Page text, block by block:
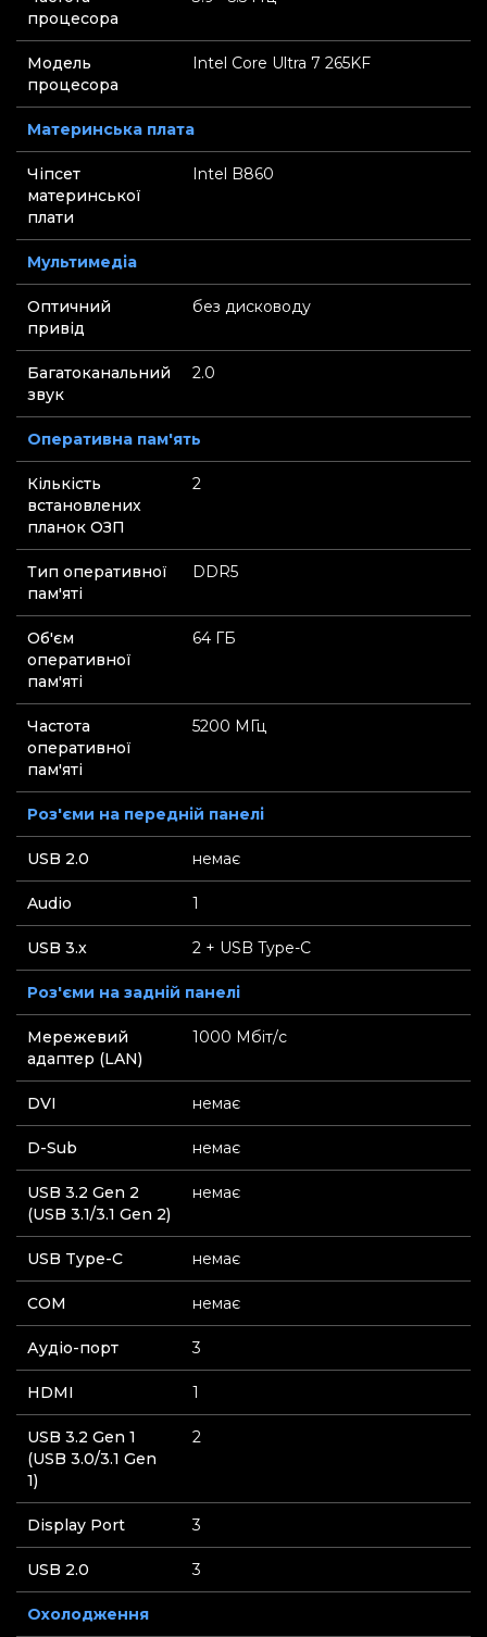
процесора
Модель
процесора
Intel Core Ultra 7 265KF
Материнська плата
Чіпсет
материнської
плати
Intel B860
Мультимедіа
Оптичний
привід
без дисководу
Багатоканальний
звук
2.0
Оперативна пам'ять
Кількість
встановлених
планок ОЗП
2
Тип оперативної
пам'яті
DDR5
Об'єм
оперативної
пам'яті
64 ГБ
Частота
оперативної
пам'яті
5200 МГц
Роз'єми на передній панелі
USB 2.0 немає
Audio 1
USB 3.x 2 + USB Type-C
Роз'єми на задній панелі
Мережевий
адаптер (LAN)
1000 Мбіт/с
DVI немає
D-Sub немає
USB 3.2 Gen 2
(USB 3.1/3.1 Gen 2)
немає
USB Type-C немає
СOM немає
Аудіо-порт 3
HDMI 1
USB 3.2 Gen 1
(USB 3.0/3.1 Gen
1)
2
Display Port 3
USB 2.0 3
Охолодження